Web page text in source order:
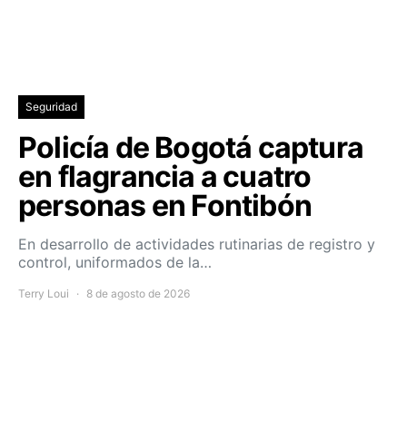
Seguridad
Policía de Bogotá captura
en flagrancia a cuatro
personas en Fontibón
En desarrollo de actividades rutinarias de registro y
control, uniformados de la…
Terry Loui 8 de agosto de 2026